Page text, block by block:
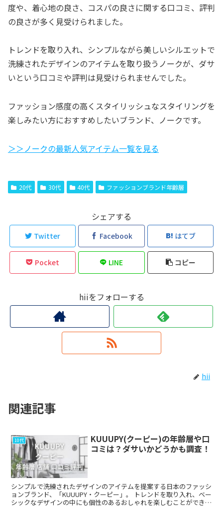
度や、着心地の良さ、コスパの良さに関する口コミ、評判
の良さが多く見受けられました。
トレンドを取り入れ、シンプルながら美しいシルエットで
洗練されたデザインのアイテムを取り扱うノークが、ダサ
いという口コミや評判は見受けられませんでした。
ファッション感度の高くスタイリッシュなスタイリングを
楽しみたい方におすすめしたいブランド、ノークです。
＞＞ノークの最新人気アイテム一覧を見る
20代 30代 40代 ファッションブランド年齢層
シェアする
Twitter Facebook はてブ
Pocket LINE コピー
hiiをフォローする
hii
関連記事
10代
KUUUPY(クーピー)の年齢層や口
コミは？ダサいかどうかも調査！
シンプルで洗練されたデザインのアイテムを提案する日本のファッシ
ョンブランド、「KUUUPY・クーピー」。 トレンドを取り入れ、ベー
シックなデザインの中にも個性のあるおしゃれを楽しむことができる